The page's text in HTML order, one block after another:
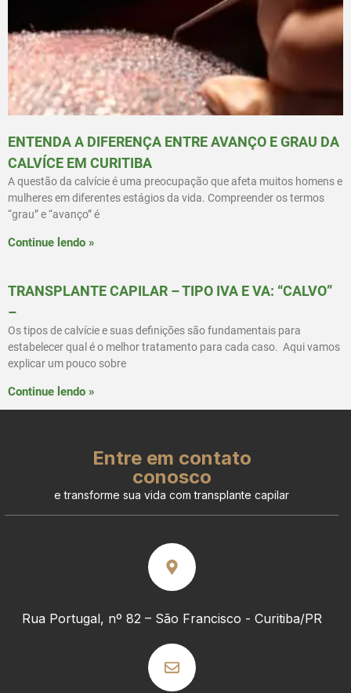
ENTENDA A DIFERENÇA ENTRE AVANÇO E GRAU DA
CALVÍCE EM CURITIBA
A questão da calvície é uma preocupação que afeta muitos homens e
mulheres em diferentes estágios da vida. Compreender os termos
“grau” e “avanço” é
Continue lendo »
TRANSPLANTE CAPILAR – TIPO IVA E VA: “CALVO”
–
Os tipos de calvície e suas definições são fundamentais para
estabelecer qual é o melhor tratamento para cada caso. Aqui vamos
explicar um pouco sobre
Continue lendo »
Entre em contato
conosco
e transforme sua vida com transplante capilar
Rua Portugal, nº 82 – São Francisco - Curitiba/PR